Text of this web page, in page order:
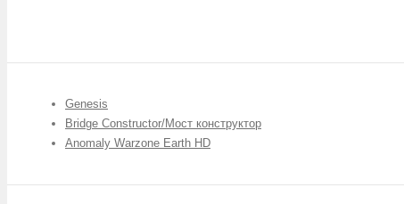
Genesis
Bridge Constructor/Мост конструктор
Anomaly Warzone Earth HD